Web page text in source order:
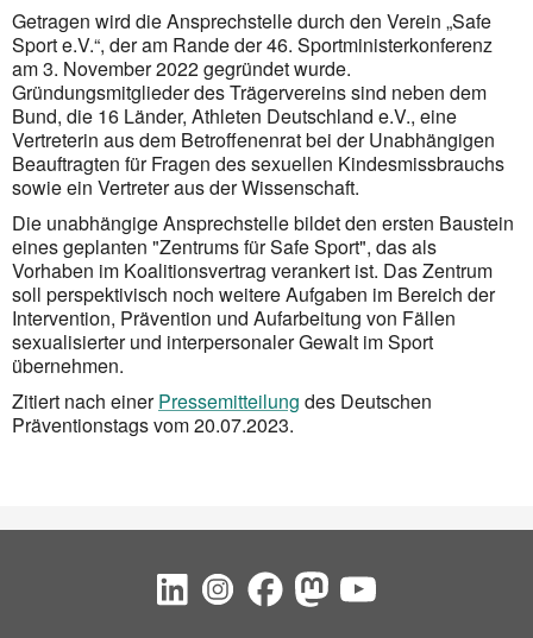
Getragen wird die Ansprechstelle durch den Verein „Safe
Sport e.V.“, der am Rande der 46. Sportministerkonferenz
am 3. November 2022 gegründet wurde.
Gründungsmitglieder des Trägervereins sind neben dem
Bund, die 16 Länder, Athleten Deutschland e.V., eine
Vertreterin aus dem Betroffenenrat bei der Unabhängigen
Beauftragten für Fragen des sexuellen Kindesmissbrauchs
sowie ein Vertreter aus der Wissenschaft.
Die unabhängige Ansprechstelle bildet den ersten Baustein
eines geplanten "Zentrums für Safe Sport", das als
Vorhaben im Koalitionsvertrag verankert ist. Das Zentrum
soll perspektivisch noch weitere Aufgaben im Bereich der
Intervention, Prävention und Aufarbeitung von Fällen
sexualisierter und interpersonaler Gewalt im Sport
übernehmen.
Zitiert nach einerPressemitteilung des Deutschen
Präventionstags vom 20.07.2023.
Social Bookmarks